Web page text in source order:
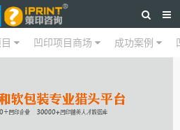
凹印项目商场 成功案例